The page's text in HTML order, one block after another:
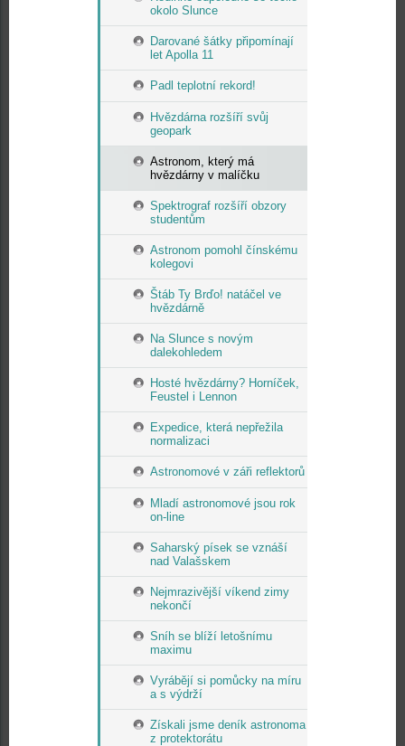
okolo Slunce
Darované šátky připomínají
let Apolla 11
Padl teplotní rekord!
Hvězdárna rozšíří svůj
geopark
Astronom, který má
hvězdárny v malíčku
Spektrograf rozšíří obzory
studentům
Astronom pomohl čínskému
kolegovi
Štáb Ty Brďo! natáčel ve
hvězdárně
Na Slunce s novým
dalekohledem
Hosté hvězdárny? Horníček,
Feustel i Lennon
Expedice, která nepřežila
normalizaci
Astronomové v záři reflektorů
Mladí astronomové jsou rok
on-line
Saharský písek se vznáší
nad Valašskem
Nejmrazivější víkend zimy
nekončí
Sníh se blíží letošnímu
maximu
Vyrábějí si pomůcky na míru
a s výdrží
Získali jsme deník astronoma
z protektorátu